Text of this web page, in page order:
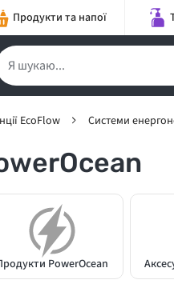
Продукти та напої
EcoFlow Системи
PowerOcean